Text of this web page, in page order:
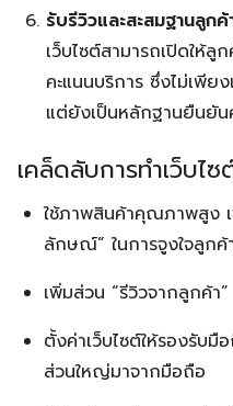
รับรีวิวและสะสมฐานลูกค้
เว็บไซต์สามารถเปิดให้ลู
คะแนนบริการ ซึ่งไม่เพีย
แต่ยังเป็นหลักฐานยืนยั
เคล็ดลับการทำเว็บไ
ใช้ภาพสินค้าคุณภาพสูง เ
ลักษณ์” ในการจูงใจลูกค้
เพิ่มส่วน “รีวิวจากลูกค้า
ตั้งค่าเว็บไซต์ให้รองรับมื
ส่วนใหญ่มาจากมือถือ